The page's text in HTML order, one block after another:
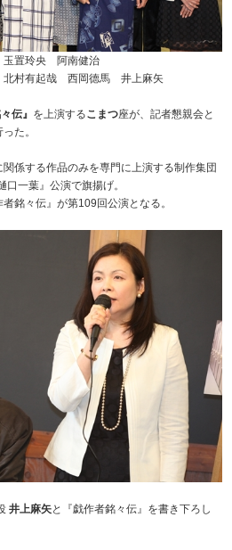
置玲央 阿南健治
村有起哉 西岡德馬 井上麻矢
伝』 を上演するこまつ座が、記者懇親会と
た。
係する作品のみを専門に上演する制作集団
一葉』公演で旗揚げ。
銘々伝』が第109回公演となる。
井上麻矢と『戯作者銘々伝』を書き下ろし